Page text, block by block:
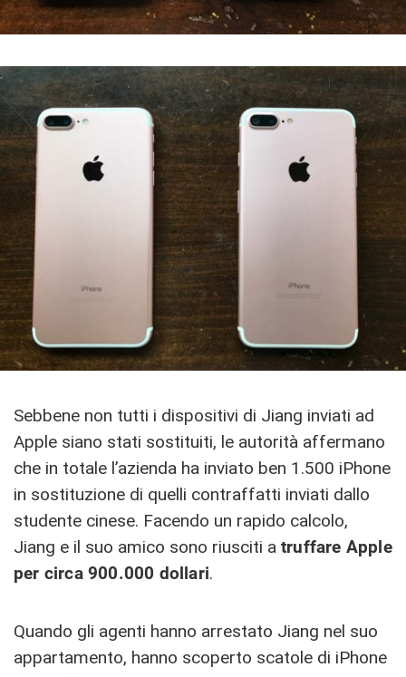
Sebbene non tutti i dispositivi di Jiang inviati ad
Apple siano stati sostituiti, le autorità affermano
che in totale l’azienda ha inviato ben 1.500 iPhone
in sostituzione di quelli contraffatti inviati dallo
studente cinese. Facendo un rapido calcolo,
Jiang e il suo amico sono riusciti a truffare Apple
per circa 900.000 dollari.
Quando gli agenti hanno arrestato Jiang nel suo
appartamento, hanno scoperto scatole di iPhone